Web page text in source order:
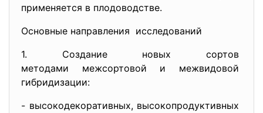
применяется в плодоводстве.
Основные направления исследований
1. Создание новых сортов
методами межсортовой и межвидовой
гибридизации:
- высокодекоративных, высокопродуктивных